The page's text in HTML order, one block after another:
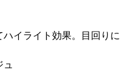
イライト効果。目回りに